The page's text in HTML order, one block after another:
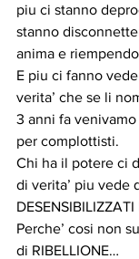
piu ci stanno
stanno
anima e
E piu ci fanno
verita’ che se li
3 anni fa
per complottisti.
Chi ha il potere ci
di verita’ piu vede
DESENSIBILIZZATI
Perche’ cosi non
di RIBELLIONE…